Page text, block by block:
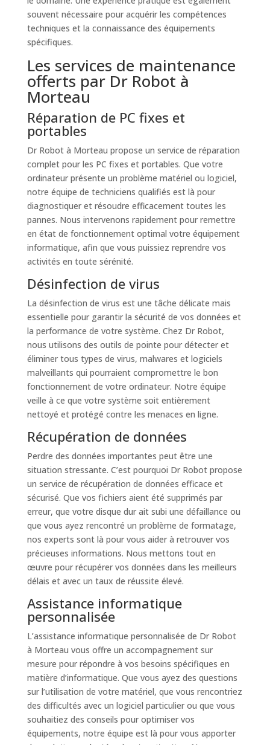
souvent nécessaire pour acquérir les compétences
techniques et la connaissance des équipements
spécifiques.
Les services de maintenance
offerts par Dr Robot à
Morteau
Réparation de PC fixes et
portables
Dr Robot à Morteau propose un service de réparation
complet pour les PC fixes et portables. Que votre
ordinateur présente un problème matériel ou logiciel,
notre équipe de techniciens qualifiés est là pour
diagnostiquer et résoudre efficacement toutes les
pannes. Nous intervenons rapidement pour remettre
en état de fonctionnement optimal votre équipement
informatique, afin que vous puissiez reprendre vos
activités en toute sérénité.
Désinfection de virus
La désinfection de virus est une tâche délicate mais
essentielle pour garantir la sécurité de vos données et
la performance de votre système. Chez Dr Robot,
nous utilisons des outils de pointe pour détecter et
éliminer tous types de virus, malwares et logiciels
malveillants qui pourraient compromettre le bon
fonctionnement de votre ordinateur. Notre équipe
veille à ce que votre système soit entièrement
nettoyé et protégé contre les menaces en ligne.
Récupération de données
Perdre des données importantes peut être une
situation stressante. C’est pourquoi Dr Robot propose
un service de récupération de données efficace et
sécurisé. Que vos fichiers aient été supprimés par
erreur, que votre disque dur ait subi une défaillance ou
que vous ayez rencontré un problème de formatage,
nos experts sont là pour vous aider à retrouver vos
précieuses informations. Nous mettons tout en
œuvre pour récupérer vos données dans les meilleurs
délais et avec un taux de réussite élevé.
Assistance informatique
personnalisée
L’assistance informatique personnalisée de Dr Robot
à Morteau vous offre un accompagnement sur
mesure pour répondre à vos besoins spécifiques en
matière d’informatique. Que vous ayez des questions
sur l’utilisation de votre matériel, que vous rencontriez
des difficultés avec un logiciel particulier ou que vous
souhaitiez des conseils pour optimiser vos
équipements, notre équipe est là pour vous apporter